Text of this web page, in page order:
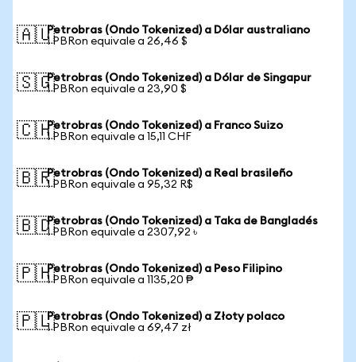
🇦🇺Petrobras (Ondo Tokenized) a Dólar australiano
1 PBRon equivale a 26,46 $
🇸🇬Petrobras (Ondo Tokenized) a Dólar de Singapur
1 PBRon equivale a 23,90 $
🇨🇭Petrobras (Ondo Tokenized) a Franco Suizo
1 PBRon equivale a 15,11 CHF
🇧🇷Petrobras (Ondo Tokenized) a Real brasileño
1 PBRon equivale a 95,32 R$
🇧🇩Petrobras (Ondo Tokenized) a Taka de Bangladés
1 PBRon equivale a 2307,92 ৳
🇵🇭Petrobras (Ondo Tokenized) a Peso Filipino
1 PBRon equivale a 1135,20 ₱
🇵🇱Petrobras (Ondo Tokenized) a Złoty polaco
1 PBRon equivale a 69,47 zł